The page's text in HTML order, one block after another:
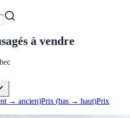
à vendre
→ ancien)Prix (bas → haut)Prix